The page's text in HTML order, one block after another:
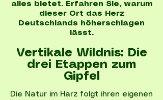
alles bietet. Erfahren Sie, warum
dieser Ort das Herz
Deutschlands höherschlagen
lässt.
Vertikale Wildnis: Die
drei Etappen zum
Gipfel
Die Natur im Harz folgt ihren eigenen